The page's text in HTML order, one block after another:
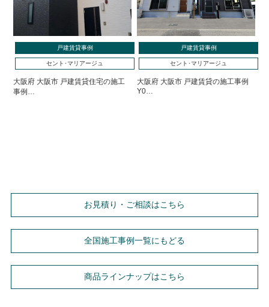
戸建賃貸事例
セント･マリアージュ
大阪府 大阪市 戸建賃貸住宅の施工
事例…
戸建賃貸事例
セント･マリアージュ
大阪府 大阪市 戸建賃貸の施工事例
Y0…
お見積り・ご相談はこちら
全国施工事例一覧にもどる
商品ラインナップはこちら